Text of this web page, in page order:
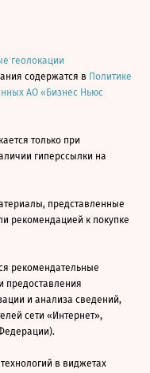
геолокации
содержатся в Политике
АО «Бизнес Ньюс
только при
гиперссылки на
представленные
рекомендацией к покупке
рекомендательные
предоставления
и анализа сведений,
сети «Интернет»,
в виджетах